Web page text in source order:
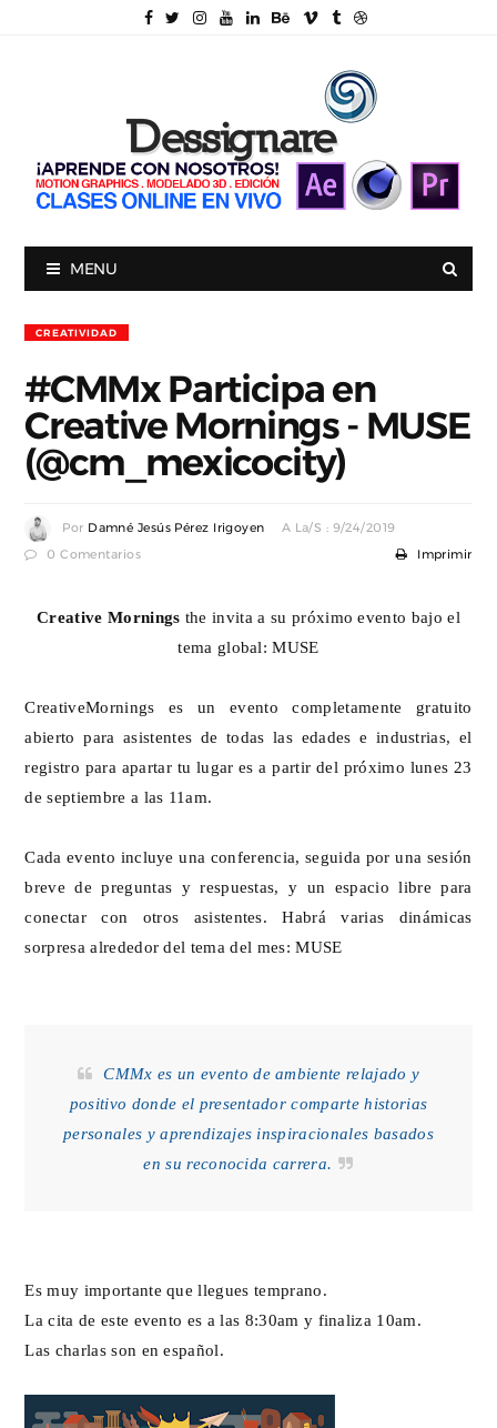
MENU
CREATIVIDAD
#CMMx Participa en
Creative Mornings - MUSE
(@cm_mexicocity)
Por Damné Jesús Pérez Irigoyen A La/s : 9/24/2019
0 Comentarios Imprimir
Creative Mornings the invita a su próximo evento bajo el
tema global: MUSE
CreativeMornings es un evento completamente gratuito
abierto para asistentes de todas las edades e industrias, el
registro para apartar tu lugar es a partir del próximo lunes 23
de septiembre a las 11am.
Cada evento incluye una conferencia, seguida por una sesión
breve de preguntas y respuestas, y un espacio libre para
conectar con otros asistentes. Habrá varias dinámicas
sorpresa alrededor del tema del mes: MUSE
CMMx es un evento de ambiente relajado y
positivo donde el presentador comparte historias
personales y aprendizajes inspiracionales basados
en su reconocida carrera.
Es muy importante que llegues temprano.
La cita de este evento es a las 8:30am y finaliza 10am.
Las charlas son en español.